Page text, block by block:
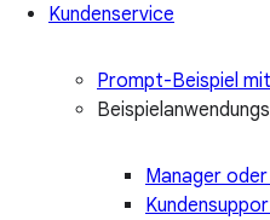
Kundenservice
Prompt-Beispiel
Manager